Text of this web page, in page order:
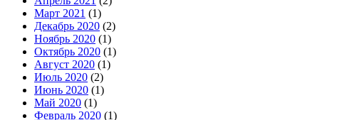
Март 2021 (1)
Декабрь 2020 (2)
Ноябрь 2020 (1)
Октябрь 2020 (1)
Август 2020 (1)
Июль 2020 (2)
Июнь 2020 (1)
Май 2020 (1)
Февраль 2020 (1)